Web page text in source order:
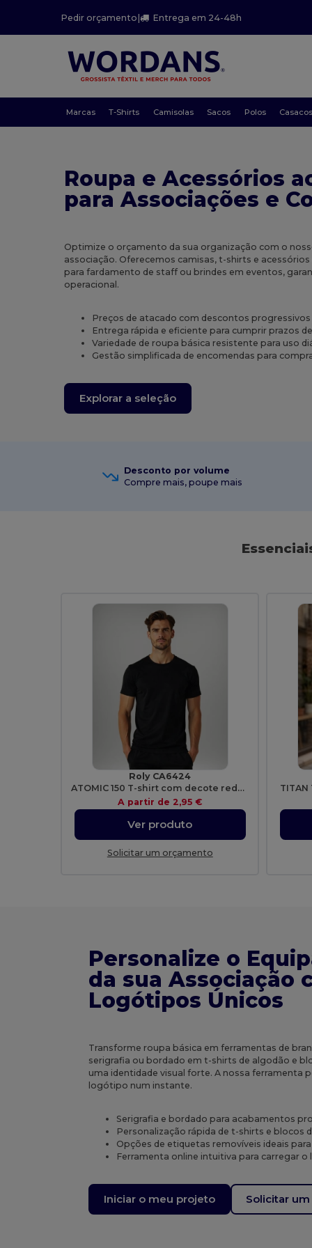
Pedir orçamento| Entrega em 24-48h
Marcas T-Shirts Camisolas Sacos Polos Casacos
Roupa e Acessórios
para Associações e
Optimize o orçamento da sua organização com o
associação. Oferecemos camisas, t-shirts e acessórios
para fardamento de staff ou brindes em eventos,
operacional.
Preços de atacado com descontos
Entrega rápida e eficiente para cumprir prazos
Variedade de roupa básica resistente para uso
Gestão simplificada de encomendas para
Explorar a seleção
Desconto por volume
Compre mais, poupe mais
Roly CA6424
ATOMIC 150 T-shirt com decote redondo duplo
A partir de 2,95 €
Ver produto
Solicitar um orçamento
Personalize o
da sua Associação
Logótipos Únicos
Transforme roupa básica em ferramentas de
serigrafia ou bordado em t-shirts de algodão e
uma identidade visual forte. A nossa ferramenta
logótipo num instante.
Serigrafia e bordado para acabamentos
Personalização rápida de t-shirts e blocos
Opções de etiquetas removíveis ideais
Ferramenta online intuitiva para carregar
Iniciar o meu projeto Solicitar